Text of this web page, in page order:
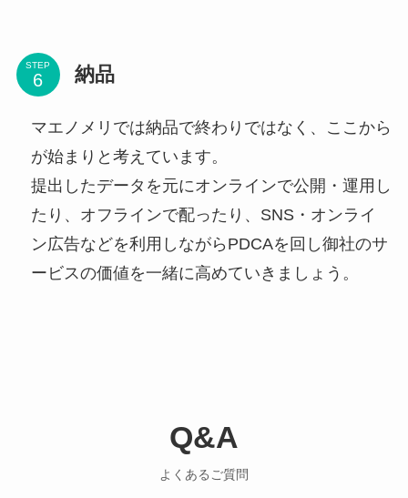
STEP 納品
マエノメリでは納品で終わりではなく、ここから
が始まりと考えています。
提出したデータを元にオンラインで公開・運用し
たり、オフラインで配ったり、SNS・オンライ
ン広告などを利用しながらPDCAを回し御社のサ
ービスの価値を一緒に高めていきましょう。
Q&A
よくあるご質問